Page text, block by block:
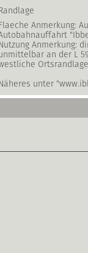
Anmerkung:
Anmerkung:
an der L
unter